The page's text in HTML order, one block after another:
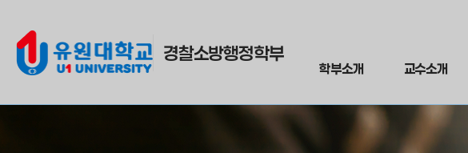
경찰소방행정학부
학부소개 교수소개